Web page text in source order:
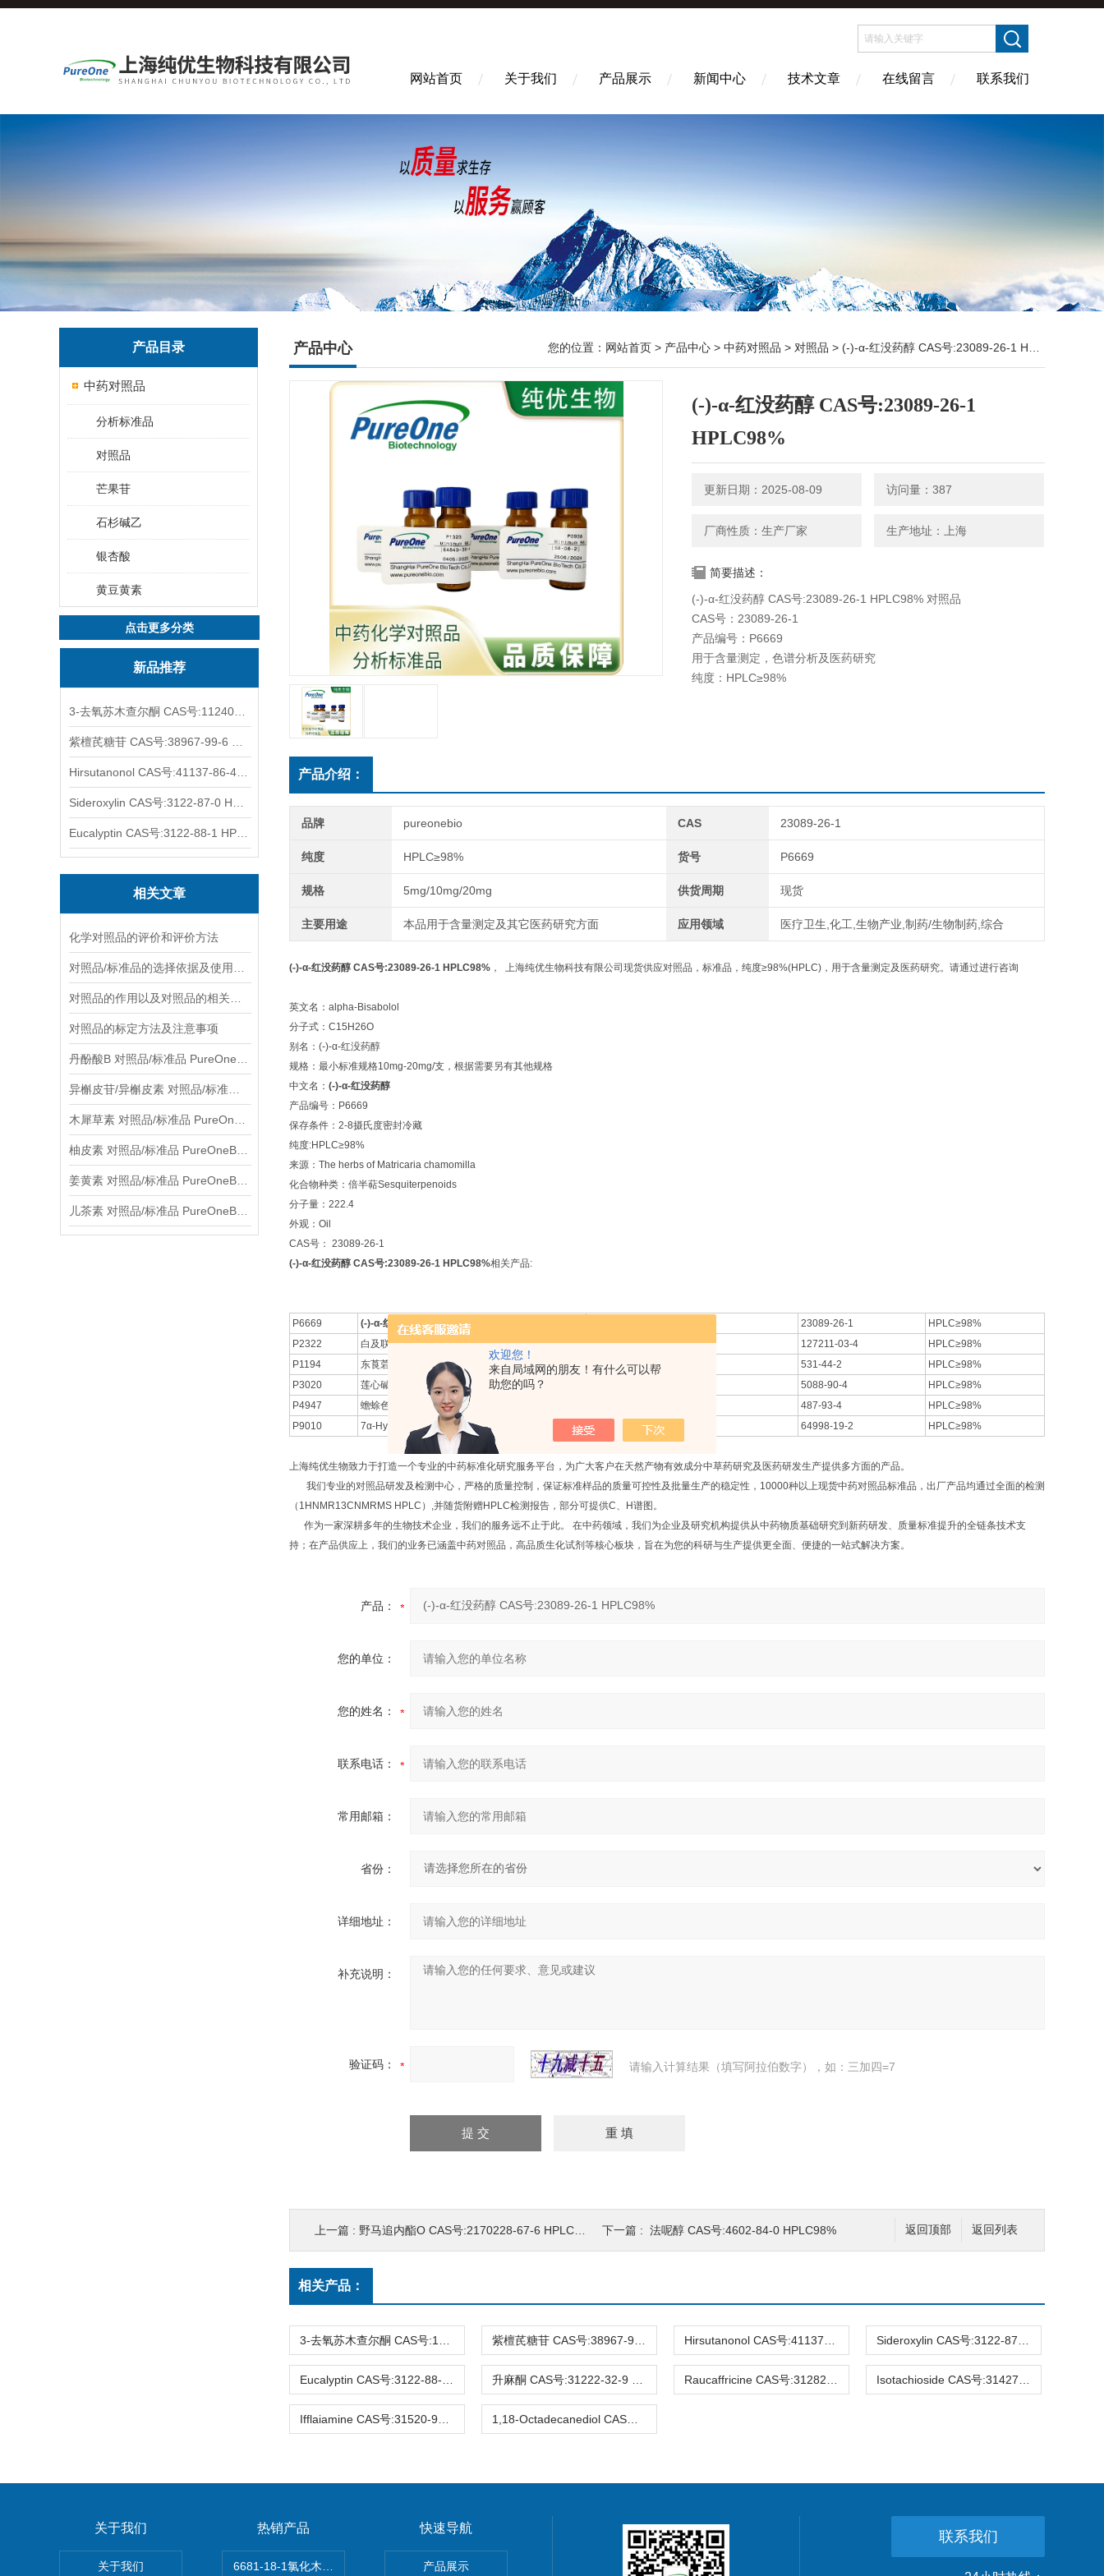
欢迎您！
来自局域网的朋友！有什么可以帮
助您的吗？
网站首页 关于我们 产品展示 新闻中心 技术文章 在线留言 联系我们
产品目录
中药对照品
分析标准品
对照品
芒果苷
石杉碱乙
银杏酸
黄豆黄素
点击更多分类
新品推荐
相关文章
化学对照品的评价和评价方法
对照品的标定方法及注意事项
产品中心 您的位置： 网站首页 > 产品中心 > 中药对照品 > 对照品 > (-)-α-红没药醇 CAS号:23089-26-1 HPLC98%
(-)-α-红没药醇 CAS号:23089-26-1
HPLC98%
更新日期：2025-08-09 访问量：387
厂商性质：生产厂家 生产地址：上海
简要描述：
(-)-α-红没药醇 CAS号:23089-26-1 HPLC98% 对照品
CAS号：23089-26-1
产品编号：P6669
用于含量测定，色谱分析及医药研究
纯度：HPLC≥98%
产品介绍：
品牌 pureonebio CAS 23089-26-1
纯度 HPLC≥98% 货号 P6669
规格 5mg/10mg/20mg 供货周期 现货
主要用途 本品用于含量测定及其它医药研究方面 应用领域 医疗卫生,化工,生物产业,制药/生物制药,综合
(-)-α-红没药醇 CAS号:23089-26-1 HPLC98% ， 上海纯优生物科技有限公司现货供应对照品，标准品，纯度≥98%(HPLC)，用于含量测定及医药研究。请通过进行咨询
英文名：alpha-Bisabolol
分子式：C15H26O
别名：(-)-α-红没药醇
规格：最小标准规格10mg-20mg/支，根据需要另有其他规格
中文名： (-)-α-红没药醇
产品编号：P6669
保存条件：2-8摄氏度密封冷藏
纯度:HPLC≥98%
来源：The herbs of Matricaria chamomilla
化合物种类：倍半萜Sesquiterpenoids
分子量：222.4
外观：Oil
CAS号： 23089-26-1
(-)-α-红没药醇 CAS号:23089-26-1 HPLC98%相关产品:
P6669 (-)-α-红没药醇 23089-26-1
HPLC≥98%
P2322
白及联菲B Blestriarene B 127211-03-4
HPLC≥98%
P1194
东莨菪苷 Scopolin 531-44-2
HPLC≥98%
P3020
莲心碱高氯酸盐 5088-90-4
HPLC≥98%
P4947
蟾蜍色胺 487-93-4
HPLC≥98%
P9010
7α-Hydroxystigmasterol 7α-Hydroxystigmaster 64998-19-2 HPLC≥98%
上海纯优生物致力于打造一个专业的中药标准化研究服务平台，为广大客户在天然产物有效成分中草药研究及医药研发生产提供多方面的产品。
我们专业的对照品研发及检测中心，严格的质量控制，保证标准样品的质量可控性及批量生产的稳定性，10000种以上现货中药对照品标准品，出厂产品均通过全面的检测
（1HNMR13CNMRMS HPLC）,并随货附赠HPLC检测报告，部分可提供C、H谱图。
作为一家深耕多年的生物技术企业，我们的服务远不止于此。 在中药领域，我们为企业及研究机构提供从中药物质基础研究到新药研发、质量标准提升的全链条技术支
持；在产品供应上，我们的业务已涵盖中药对照品，高品质生化试剂等核心板块，旨在为您的科研与生产提供更全面、便捷的一站式解决方案。
产品：
您的单位：
您的姓名：
联系电话：
常用邮箱：
省份：
详细地址：
补充说明：
验证码： 请输入计算结果（填写阿拉伯数字），如：三加四=7
返回列表
返回顶部
上一篇 : 野马追内酯O CAS号:2170228-67-6 HPLC98% 下一篇 : 法呢醇 CAS号:4602-84-0 HPLC98%
相关产品：
关于我们
关于我们
热销产品
6681-18-1氯化木兰花碱,magnoflorine chloride,植物提取物,标准品,对照品
快速导航
产品展示
联系我们